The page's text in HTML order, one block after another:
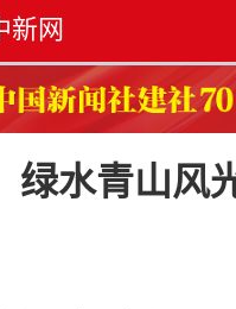
新网
绿水青山风